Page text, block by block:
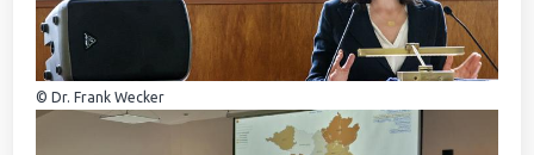
© Dr. Frank Wecker